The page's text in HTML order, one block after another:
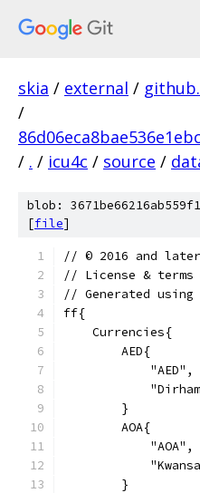
skia / external /
/
/ . / icu4c / source /
blob:
[file]
﻿// © 2016 and
// License &
// Generated
ff{
    Currencies{
        AED{
            "AED",
        }
        AOA{
            "AOA",
        }